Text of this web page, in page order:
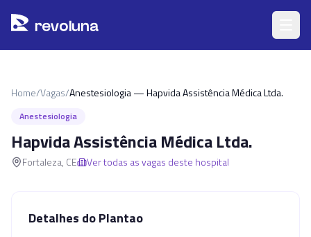
revoluna
Home/Vagas/Anestesiologia — Hapvida Assistência Médica Ltda.
Anestesiologia
Hapvida Assistência Médica Ltda.
Fortaleza, CE Ver todas as vagas deste hospital
Detalhes do Plantao